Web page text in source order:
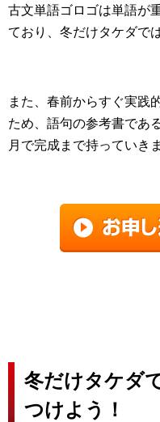
古文単語ゴロゴは単語が
ており、冬だけタケダで
また、春前からすぐ実践
ため、語句の参考書であ
月で完成まで持っていき
冬だけタケダ
つけよう！